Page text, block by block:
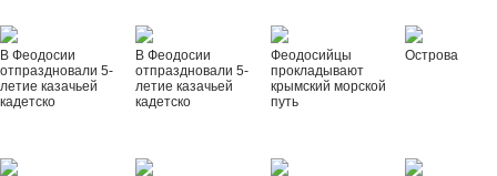
В Феодосии
отпраздновали 5-
летие казачьей
кадетско
В Феодосии
отпраздновали 5-
летие казачьей
кадетско
Феодосийцы
прокладывают
крымский морской
путь
Острова